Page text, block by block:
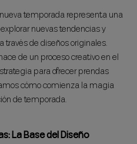
temporada representa una
nuevas tendencias y
través de diseños originales.
de un proceso creativo en el
para ofrecer prendas
cómo comienza la magia
de temporada.
La Base del Diseño